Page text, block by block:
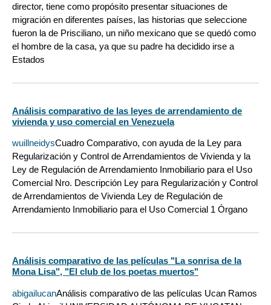
director, tiene como propósito presentar situaciones de
migración en diferentes países, las historias que seleccione
fueron la de Prisciliano, un niño mexicano que se quedó como
el hombre de la casa, ya que su padre ha decidido irse a
Estados
Análisis comparativo de las leyes de arrendamiento de
vivienda y uso comercial en Venezuela
wuillneidysCuadro Comparativo, con ayuda de la Ley para
Regularización y Control de Arrendamientos de Vivienda y la
Ley de Regulación de Arrendamiento Inmobiliario para el Uso
Comercial Nro. Descripción Ley para Regularización y Control
de Arrendamientos de Vivienda Ley de Regulación de
Arrendamiento Inmobiliario para el Uso Comercial 1 Órgano
Análisis comparativo de las películas "La sonrisa de la
Mona Lisa", "El club de los poetas muertos"
abigailucanAnálisis comparativo de las películas Ucan Ramos